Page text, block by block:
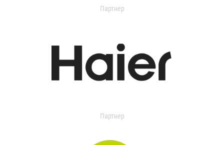
Партнер
Партнер